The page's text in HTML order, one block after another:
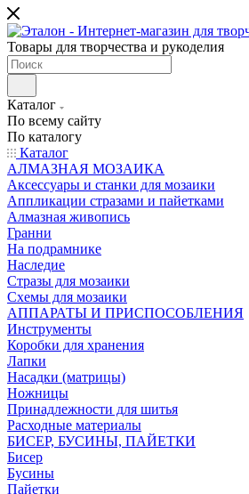
Товары для творчества и рукоделия
Каталог
По всему сайту
По каталогу
Каталог
АЛМАЗНАЯ МОЗАИКА
Аксессуары и станки для мозаики
Аппликации стразами и пайетками
Алмазная живопись
Гранни
На подрамнике
Наследие
Стразы для мозаики
Схемы для мозаики
АППАРАТЫ И ПРИСПОСОБЛЕНИЯ
Инструменты
Коробки для хранения
Лапки
Насадки (матрицы)
Ножницы
Принадлежности для шитья
Расходные материалы
БИСЕР, БУСИНЫ, ПАЙЕТКИ
Бисер
Бусины
Пайетки